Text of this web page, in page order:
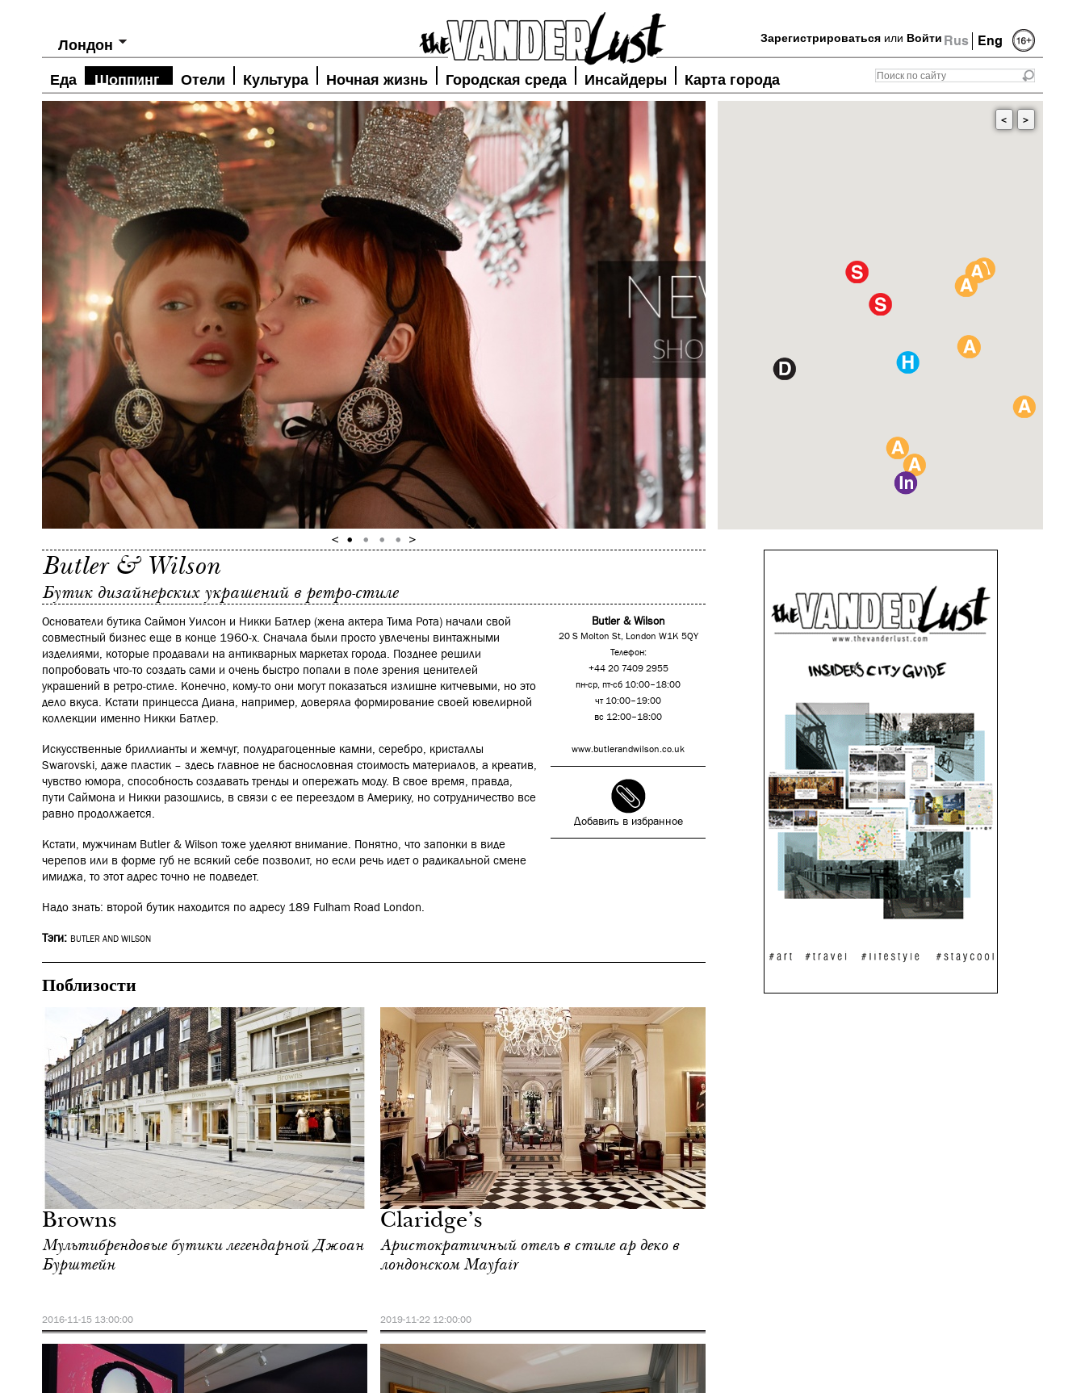
Rus Eng
Зарегистрироваться или Войти
Лондон
Еда Шоппинг Отели Культура Ночная жизнь Городская среда Инсайдеры Карта города
< >
Butler & Wilson
Бутик дизайнерских украшений в ретро-стиле
Butler & Wilson
20 S Molton St, London W1K 5QY
Телефон:
+44 20 7409 2955
пн-ср, пт-сб 10:00–18:00
чт 10:00–19:00
вс 12:00–18:00
www.butlerandwilson.co.uk
Добавить в избранное
Основатели бутика Саймон Уилсон и Никки Батлер (жена актера Тима Рота) начали свой
совместный бизнес еще в конце 1960-х. Сначала были просто увлечены винтажными
изделиями, которые продавали на антикварных маркетах города. Позднее решили
попробовать что-то создать сами и очень быстро попали в поле зрения ценителей
украшений в ретро-стиле. Конечно, кому-то они могут показаться излишне китчевыми, но это
дело вкуса. Кстати принцесса Диана, например, доверяла формирование своей ювелирной
коллекции именно Никки Батлер.
Искусственные бриллианты и жемчуг, полудрагоценные камни, серебро, кристаллы
Swarovski, даже пластик – здесь главное не баснословная стоимость материалов, а креатив,
чувство юмора, способность создавать тренды и опережать моду. В свое время, правда,
пути Саймона и Никки разошлись, в связи с ее переездом в Америку, но сотрудничество все
равно продолжается.
Кстати, мужчинам Butler & Wilson тоже уделяют внимание. Понятно, что запонки в виде
черепов или в форме губ не всякий себе позволит, но если речь идет о радикальной смене
имиджа, то этот адрес точно не подведет.
Надо знать: второй бутик находится по адресу 189 Fulham Road London.
Тэги: BUTLER AND WILSON
Поблизости
Browns
Мультибрендовые бутики легендарной Джоан
Бурштейн
2016-11-15 13:00:00
Отели
Лондон
Claridge’s
Аристократичный отель в стиле ар деко в
лондонском Mayfair
2019-11-22 12:00:00